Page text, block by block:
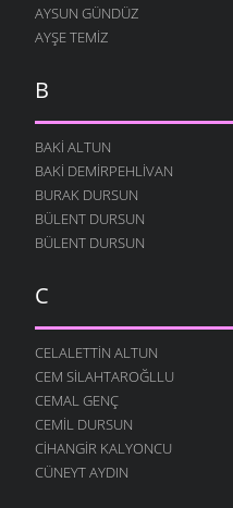
AYSUN GÜNDÜZ
AYŞE TEMIZ
B
BAKI ALTUN
BAKI DEMIRPEHLIVAN
BURAK DURSUN
BÜLENT DURSUN
BÜLENT DURSUN
C
CELALETTIN ALTUN
CEM SILAHTAROĞLLU
CEMAL GENÇ
CEMIL DURSUN
CIHANGIR KALYONCU
CÜNEYT AYDIN